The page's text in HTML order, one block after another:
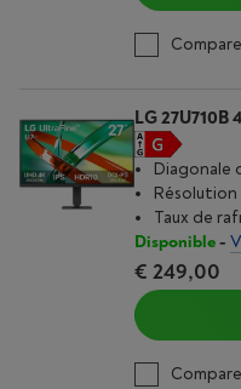
LG 27U710B
Diagonale
Résolution
Taux de
Disponible-
€ 249,00